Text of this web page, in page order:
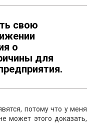
свою
о
для
потому что у меня
может этого доказать,